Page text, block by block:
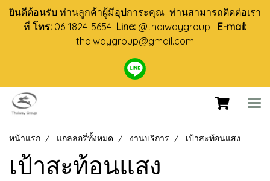
ยินดีต้อนรับ ท่านลูกค้าผู้มีอุปการะคุณ ท่านสามารถติดต่อเรา
ที่ โทร: 06-1824-5654 Line: @thaiwaygroup E-mail:
thaiwaygroup@gmail.com
หน้าแรก แกลลอรี่ทั้งหมด งานบริการ เป้าสะท้อนแสง
เป้าสะท้อนแสง